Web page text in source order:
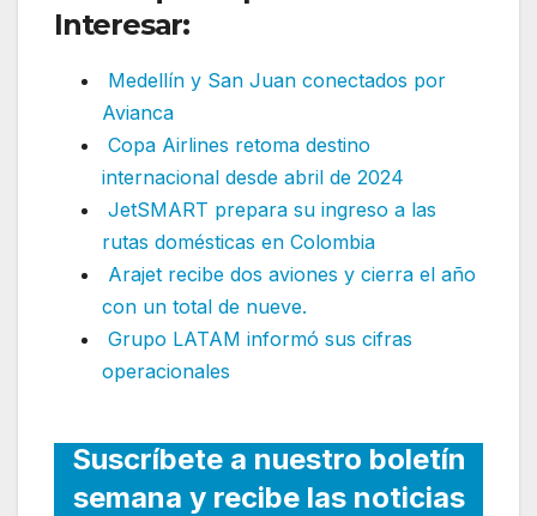
Interesar:
Medellín y San Juan conectados por
Avianca
Copa Airlines retoma destino
internacional desde abril de 2024
JetSMART prepara su ingreso a las
rutas domésticas en Colombia
Arajet recibe dos aviones y cierra el año
con un total de nueve.
Grupo LATAM informó sus cifras
operacionales
Suscríbete a nuestro boletín
semana y recibe las noticias